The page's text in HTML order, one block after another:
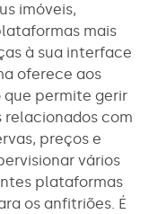
imóveis,
mais
à sua interface
oferece aos
permite gerir
relacionados com
preços e
vários
plataformas
os anfitriões. É